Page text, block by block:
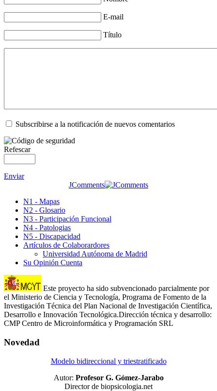
E-mail
Título
Subscribirse a la notificación de nuevos comentarios
Refescar
Enviar
JComments
N1 - Mapas
N2 - Glosario
N3 - Participación Funcional
N4 - Patologias
N5 - Discapacidad
Artículos de Colaborardores
Universidad Autónoma de Madrid
Su Opinión Cuenta
Este proyecto ha sido subvencionado parcialmente por
el Ministerio de Ciencia y Tecnología, Programa de Fomento de la
Investigación Técnica del Plan Nacional de Investigación Científica,
Desarrollo e Innovación Tecnológica.Dirección técnica y desarrollo:
CMP Centro de Microinformática y Programación SRL
Novedad
Modelo bidireccional y triestratificado
Autor: Profesor G. Gómez-Jarabo
Director de biopsicologia.net